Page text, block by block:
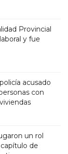
Provincial
y fue
acusado
con
un rol
de